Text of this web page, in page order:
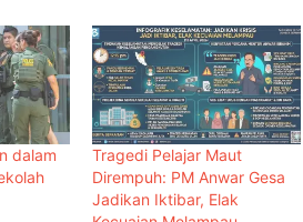
dalam
Tragedi Pelajar Maut
Dirempuh: PM Anwar Gesa
Jadikan Iktibar, Elak